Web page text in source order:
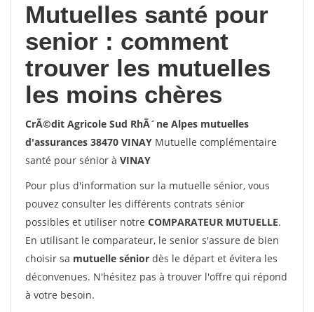
Mutuelles santé pour
senior : comment
trouver les mutuelles
les moins chères
CrÃ©dit Agricole Sud RhÃ´ne Alpes mutuelles
d'assurances 38470 VINAY Mutuelle complémentaire
santé pour sénior à VINAY
Pour plus d'information sur la mutuelle sénior, vous
pouvez consulter les différents contrats sénior
possibles et utiliser notre COMPARATEUR MUTUELLE.
En utilisant le comparateur, le senior s'assure de bien
choisir sa mutuelle sénior dès le départ et évitera les
déconvenues. N'hésitez pas à trouver l'offre qui répond
à votre besoin.